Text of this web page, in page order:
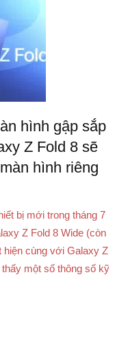
hình gập sắp
Z Fold 8 sẽ
hình riêng
bị mới trong tháng 7
Z Fold 8 Wide (còn
cùng với Galaxy Z
một số thông số kỹ